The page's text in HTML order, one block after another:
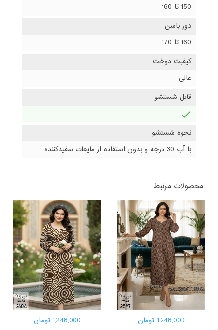
150 تا 160
دور باسن
160 تا 170
کیفیت دوخت
عالی
قابل شستشو
نحوه شستشو
با آب 30 درجه و بدون استفاده از مایعات سفیدکننده
محصولات مرتبط
1,248,000 تومان 1,248,000 تومان